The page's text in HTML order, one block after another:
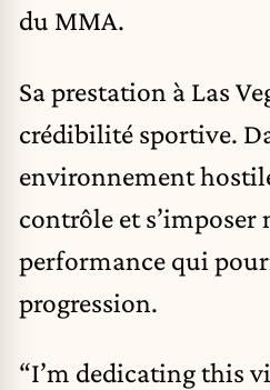
du MMA.
Sa prestation à Las
crédibilité sportive.
environnement
contrôle et s’imposer
performance qui
progression.
“I’m dedicating this